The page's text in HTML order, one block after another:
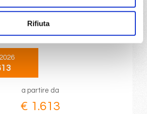
Rifiuta
glacier, Fort De France, Pointe-à-
St. John S, Basseterre, Roseau, Fort De
a partire da
€ 1.613